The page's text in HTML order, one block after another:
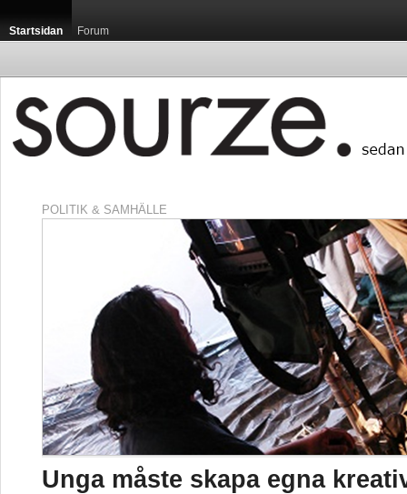
Startsidan Forum
POLITIK & SAMHÄLLE
Unga måste skapa egna